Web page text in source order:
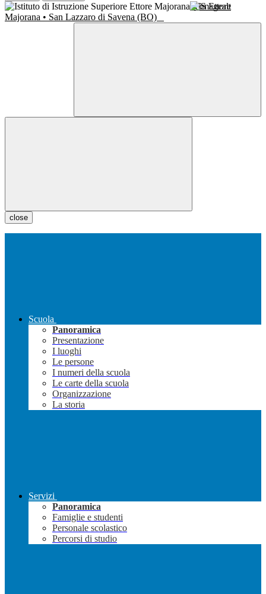
IIS Ettore
Majorana • San Lazzaro di Savena (BO)
close
Scuola
Panoramica
Presentazione
I luoghi
Le persone
I numeri della scuola
Le carte della scuola
Organizzazione
La storia
Servizi
Panoramica
Famiglie e studenti
Personale scolastico
Percorsi di studio